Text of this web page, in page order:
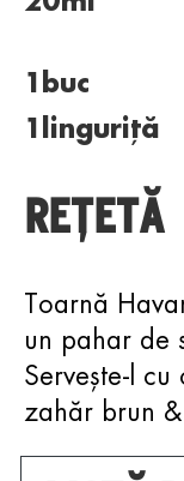
1 buc
1 linguriță
REȚETĂ
Toarnă
un pahar de
Servește-l
zahăr brun